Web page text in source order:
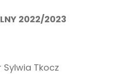
2022/2023
Sylwia Tkocz